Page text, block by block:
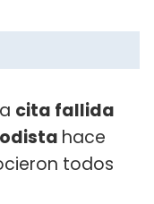
cita fallida
hace
todos